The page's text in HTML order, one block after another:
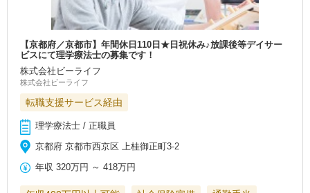
【京都府／京都市】年間休日110日★日祝休み♪放課後等デイサー
ビスにて理学療法士の募集です！
株式会社ビーライフ
株式会社ビーライフ
転職支援サービス経由
理学療法士 / 正職員
京都府 京都市西京区 上桂御正町3-2
年収 320万円 ～418万円